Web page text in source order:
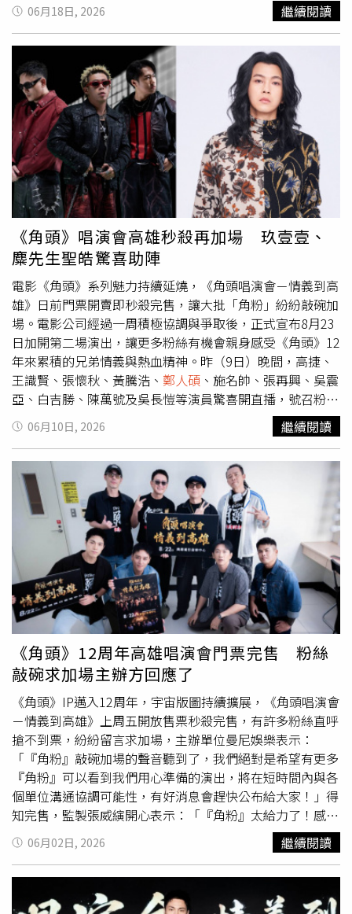
獨、脆弱與憤怒都非常貼近真實人性。她感性分享：「我們
平常總希望展現正向、樂觀的一面，但那些所謂負面的情緒
其實同樣重要，也值得被好好看見與理解。」由於平時就對
心理學相當感興趣，她花了許多時間分析角色的心理狀態，
包含童年經驗、青少年創傷以及人格情結，希望能更貼近角
色內心。此外，劇組在開拍前安排表演課與練團培養默契，
也讓原本慢熟內斂的韓菲在合拍的團隊裡變得放鬆自在，甚
至被劇組夥伴笑稱私下其實既健談又熱情。（圖／駿馬客工
作室 提供）拍《不算AI情》愛上金門慢生活！狂推私藏美
食，樂當「金門旅遊大使」《不算AI情》全片於金門取景拍
攝。韓菲透露早在三年前剛道時，就曾因參加花蛤季演出造
訪金門，當時迎面而來的海風與夜晚滿天星空就讓她極為深
刻。這次因拍戲長時間待在金門，休假時她經常和劇組夥伴
到市區走走，更特別推薦高粱冰淇淋與高粱可麗露等特色美
食，笑說自己快要變成「金門旅遊大使」，未來非常樂意向
更多人推薦金門的魅力。談到未來的夢想，韓菲表示父母一
直全力支持她追尋夢想、尊重她的直覺。近年她雖然將工作
重心逐漸轉往戲劇，但從未放棄音樂，除了已為兩部戲劇創
作歌曲，由於《不算AI情》與音樂環環相扣，未來也將陸續
公開更多音樂計畫。（圖／駿馬客工作室 提供）
一步。」真正剪完頭髮後，她甚至比想像中更喜歡這個新造
型，許多網友說剪完頭髮後越來越像媽媽余皓然。韓菲被譽
為最美星二代。（圖／駿馬客工作室）韓菲詮釋一位躲在虛
擬濾鏡背後、卻擁有真實歌聲的靈魂樂手。她透露，其實這
部作品是去年試鏡的電影，原本以為早已與角色擦身而過，
沒想到後來順利獲選女主角。韓菲坦言，當初讀本時就對角
色的處境與內心世界產生強烈共鳴，也一直希望能盡自己所
能，把自己所理解、深深喜愛的角色完整呈現給觀眾。除了
電影演出外，韓菲近年也持續投入音樂創作，2023年推出
首張全創作專輯《顯化法則》，展現不俗的創作實力。她透
露目前已有為兩部戲劇創作歌曲，而《不算AI情》本身也與
音樂環環相扣，後續相關計畫令人期待。
06月18日, 2026 繼續閱讀
《角頭》唱演會高雄秒殺再加場 玖壹壹、
麋先生聖皓驚喜助陣
電影《角頭》系列魅力持續延燒，《角頭唱演會－情義到高
雄》日前門票開賣即秒殺完售，讓大批「角粉」紛紛敲碗加
場。電影公司經過一周積極協調與爭取後，正式宣布8月23
日加開第二場演出，讓更多粉絲有機會親身感受《角頭》12
年來累積的兄弟情義與熱血精神。昨（9日）晚間，高捷、
王識賢、張懷秋、黃騰浩、 鄭人碩 、施名帥、張再興、吳震
亞、白吉勝、陳萬號及吳長愷等演員驚喜開直播，號召粉絲
加入「角頭家族」，未來將不定時釋出專屬福利，更同步宣
布加場消息，消息一出立刻引發粉絲熱烈討論。此次演唱會
除了集結《角頭》系列演員外，更邀來人氣天團玖壹壹及金
曲樂團麋先生主唱聖皓擔任表演嘉賓。不過兩組嘉賓將於哪
一天登場、以何種形式演出，主辦單位則選擇保密到底，留
給觀眾驚喜。過去王識賢、王陽明曾於2024年驚喜現身玖
壹壹15周年演唱會，彼此私下交情深厚，此次《角頭》南下
開唱，玖壹壹接獲邀請後立刻爽快答應，笑說：「希望當過
《角頭》唱演會嘉賓之後，就會更大尾了！」準備與角粉一
起嗨翻高雄。而來自高雄的麋先生主唱聖皓，收到邀約後也
感到相當興奮。他表示，自己過去就認識不少參與《角頭》
的演員朋友，沒想到有機會在同一個舞台合作，「感覺像是
一場大型同樂會，非常期待和大家見面」，讓歌迷相當期待
這次跨界合作會激盪出什麼火花。《角頭唱演會－情義到高
雄》驚喜宣布加場。（圖／曼尼娛樂提供）
06月10日, 2026 繼續閱讀
《角頭》12周年高雄唱演會門票完售 粉絲
敲碗求加場主辦方回應了
《角頭》IP邁入12周年，宇宙版圖持續擴展，《角頭唱演會
－情義到高雄》上周五開放售票秒殺完售，有許多粉絲直呼
搶不到票，紛紛留言求加場，主辦單位曼尼娛樂表示：
「『角粉』敲碗加場的聲音聽到了，我們絕對是希望有更多
『角粉』可以看到我們用心準備的演出，將在短時間內與各
個單位溝通協調可能性，有好消息會趕快公布給大家！」得
知完售，監製張威縯開心表示：「『角粉』太給力了！感
謝！再感謝！」王識賢非常開心，感謝所有「角粉」一路以
來的支持與陪伴，「每次有活動時，大家總是熱情參與，對
我們而言真的像一家人一樣。」高捷特別感謝粉絲的支持，
「第一場的秒殺對我們來講真的是一個很大的動力，藉這個
機會可以回饋給南部的觀衆，也是我們整個《角頭》家族共
06月02日, 2026 繼續閱讀